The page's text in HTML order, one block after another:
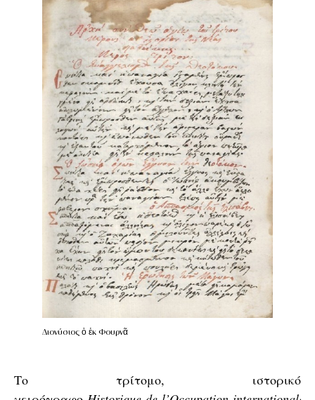
Διονύσιος ὁ ἐκ Φουρνᾶ
Το τρίτομο, ιστορικό